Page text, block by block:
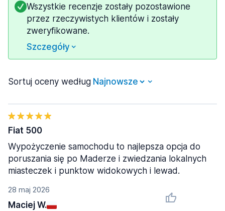
Wszystkie recenzje zostały pozostawione
przez rzeczywistych klientów i zostały
zweryfikowane.
Szczegóły
Sortuj oceny według
28 maj 2026
Maciej W.
Fiat 500
Wypożyczenie samochodu to najlepsza opcja do
poruszania się po Maderze i zwiedzania lokalnych
miasteczek i punktow widokowych i lewad.